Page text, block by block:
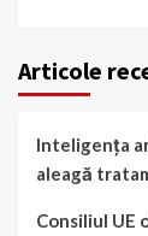
Articole
Inteligența
aleagă
Consiliul UE